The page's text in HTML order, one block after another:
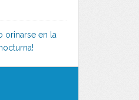
orinarse en la